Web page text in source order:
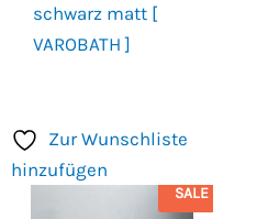
schwarz matt [
VAROBATH ]
Zur Wunschliste
hinzufügen
SALE